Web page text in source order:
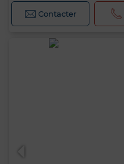
Contacter